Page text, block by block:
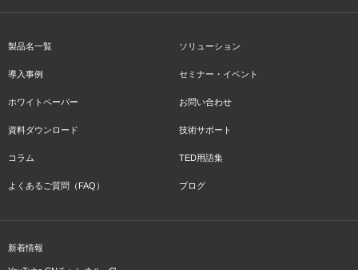
製品名一覧 ソリューション
導入事例 セミナー・イベント
ホワイトペーパー お問い合わせ
資料ダウンロード 技術サポート
コラム TED用語集
よくあるご質問（FAQ） ブログ
新着情報